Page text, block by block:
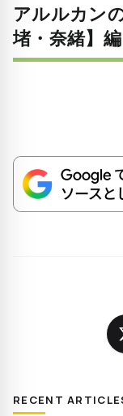
アルルカン
堵・奈緒】編
RECENT